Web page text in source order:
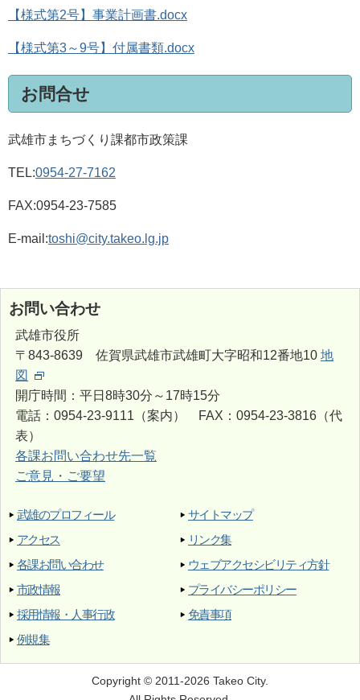
【様式第2号】事業計画書.docx
【様式第3～9号】付属書類.docx
お問合せ
武雄市まちづくり課都市政策課
TEL:0954-27-7162
FAX:0954-23-7585
E-mail:toshi@city.takeo.lg.jp
お問い合わせ
武雄市役所
〒843-8639 佐賀県武雄市武雄町大字昭和12番地10 地
図
開庁時間：平日8時30分～17時15分
電話：0954-23-9111（案内） FAX：0954-23-3816（代
表）
各課お問い合わせ先一覧
ご意見・ご要望
武雄のプロフィール
アクセス
各課お問い合わせ
市政情報
採用情報・人事行政
例規集
サイトマップ
リンク集
ウェブアクセシビリティ方針
プライバシーポリシー
免責事項
Copyright © 2011-2026 Takeo City.